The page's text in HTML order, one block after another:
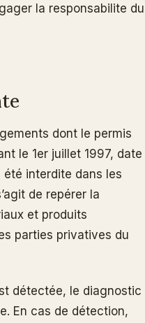
la responsabilite du
dont le permis
le 1er juillet 1997, date
été interdite dans les
de repérer la
et produits
parties privatives du
détectée, le diagnostic
En cas de détection,